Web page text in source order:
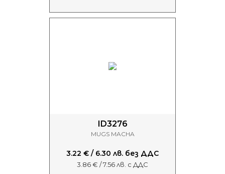
ID3276
MUGS MACHA
3.22 € / 6.30 лв. без ДДС
3.86 € / 7.56 лв. с ДДС